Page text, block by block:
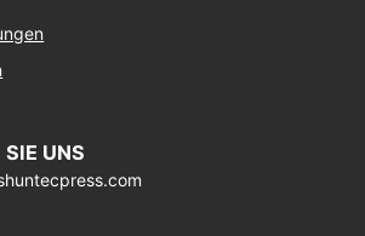
SIE UNS